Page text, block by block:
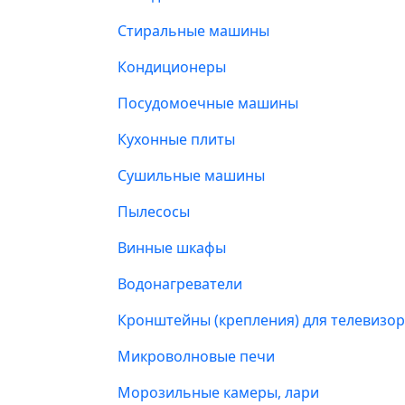
Стиральные машины
Кондиционеры
Посудомоечные машины
Кухонные плиты
Сушильные машины
Пылесосы
Винные шкафы
Водонагреватели
Кронштейны (крепления) для
Микроволновые печи
Морозильные камеры, лари